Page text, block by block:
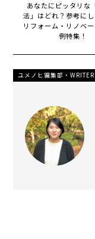
あなたにピッタリな
法」はどれ？参考に
リフォーム・リノベ
例特集！
ユメノヒ編集部・WRITER